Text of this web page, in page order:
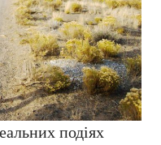
подіях